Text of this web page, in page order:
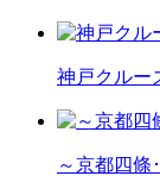
神戸クルー
～京都四條